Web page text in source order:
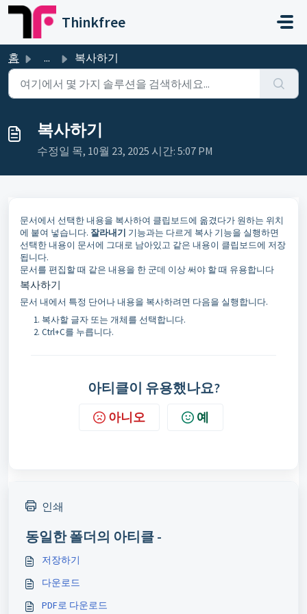
주요 콘텐츠로 건너뛰기
Thinkfree
홈 ... 복사하기
복사하기
수정일 목, 10월 23, 2025 시간: 5:07 PM
문서에서 선택한 내용을 복사하여 클립보드에 옮겼다가 원하는 위치
에 붙여 넣습니다. 잘라내기 기능과는 다르게 복사 기능을 실행하면
선택한 내용이 문서에 그대로 남아있고 같은 내용이 클립보드에 저장
됩니다.
문서를 편집할 때 같은 내용을 한 군데 이상 써야 할 때 유용합니다
복사하기
문서 내에서 특정 단어나 내용을 복사하려면 다음을 실행합니다.
복사할 글자 또는 개체를 선택합니다.
Ctrl+C를 누릅니다.
아티클이 유용했나요?
아니오 예
인쇄
동일한 폴더의 아티클 -
저장하기
다운로드
PDF로 다운로드